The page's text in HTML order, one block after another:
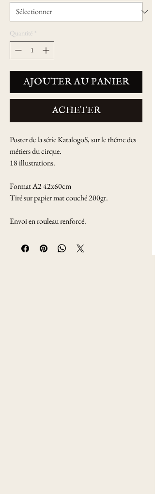
Quantité *
AJOUTER AU PANIER
ACHETER
Poster de la série KatalogoS, sur le théme des
métiers du cirque.
18 illustrations.
Format A2 42x60cm
Tiré sur papier mat couché 200gr.
Envoi en rouleau renforcé.